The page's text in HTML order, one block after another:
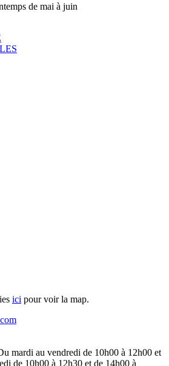
de mai à juin
ici pour voir la map.
mardi au vendredi de 10h00 à 12h00 et
de 10h00 à 12h30 et de 14h00 à